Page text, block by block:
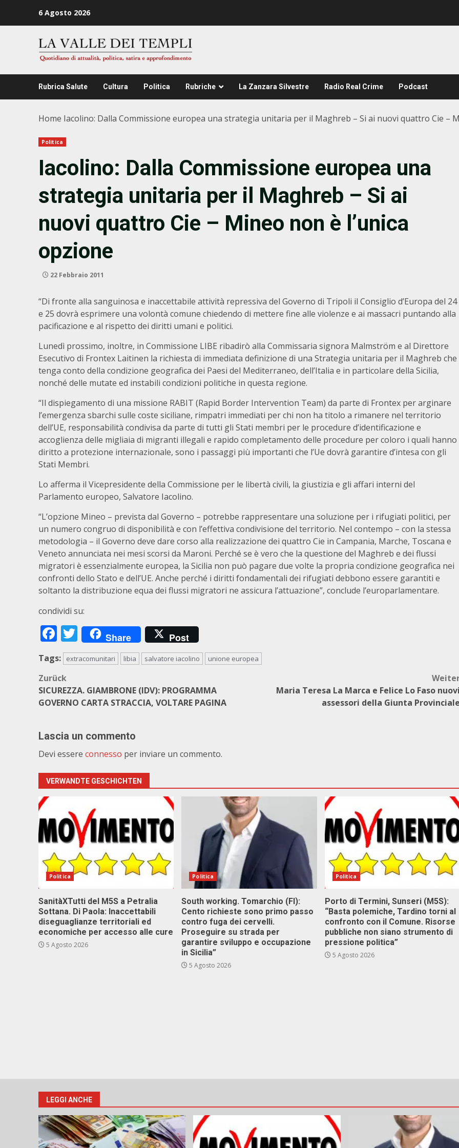
6 Agosto 2026
Rubrica Salute Cultura Politica Rubriche La Zanzara Silvestre Radio Real Crime Podcast
Home Iacolino: Dalla Commissione europea una strategia unitaria per il Maghreb – Si ai nuovi quattro Cie –
Politica
Iacolino: Dalla Commissione europea una
strategia unitaria per il Maghreb – Si ai
nuovi quattro Cie – Mineo non è l’unica
opzione
22 Febbraio 2011
“Di fronte alla sanguinosa e inaccettabile attività repressiva del Governo di Tripoli il Consiglio d’Europa del 24
e 25 dovrà esprimere una volontà comune chiedendo di mettere fine alle violenze e ai massacri puntando alla
pacificazione e al rispetto dei diritti umani e politici.
Lunedì prossimo, inoltre, in Commissione LIBE ribadirò alla Commissaria signora Malmström e al Direttore
Esecutivo di Frontex Laitinen la richiesta di immediata definizione di una Strategia unitaria per il Maghreb che
tenga conto della condizione geografica dei Paesi del Mediterraneo, dell’Italia e in particolare della Sicilia,
nonché delle mutate ed instabili condizioni politiche in questa regione.
“Il dispiegamento di una missione RABIT (Rapid Border Intervention Team) da parte di Frontex per arginare
l’emergenza sbarchi sulle coste siciliane, rimpatri immediati per chi non ha titolo a rimanere nel territorio
dell’UE, responsabilità condivisa da parte di tutti gli Stati membri per le procedure d’identificazione e
accoglienza delle migliaia di migranti illegali e rapido completamento delle procedure per coloro i quali hanno
diritto a protezione internazionale, sono i passaggi più importanti che l’Ue dovrà garantire d’intesa con gli
Stati Membri.
Lo afferma il Vicepresidente della Commissione per le libertà civili, la giustizia e gli affari interni del
Parlamento europeo, Salvatore Iacolino.
“L’opzione Mineo – prevista dal Governo – potrebbe rappresentare una soluzione per i rifugiati politici, per
un numero congruo di disponibilità e con l’effettiva condivisione del territorio. Nel contempo – con la stessa
metodologia – il Governo deve dare corso alla realizzazione dei quattro Cie in Campania, Marche, Toscana e
Veneto annunciata nei mesi scorsi da Maroni. Perché se è vero che la questione del Maghreb e dei flussi
migratori è essenzialmente europea, la Sicilia non può pagare due volte la propria condizione geografica nei
confronti dello Stato e dell’UE. Anche perché i diritti fondamentali dei rifugiati debbono essere garantiti e
soltanto la distribuzione equa dei flussi migratori ne assicura l’attuazione”, conclude l’europarlamentare.
condividi su:
Facebook
Twitter
Share Post
Tags: extracomunitari libia salvatore iacolino unione europea
Beitragsnavigation
Zurück
SICUREZZA. GIAMBRONE (IDV): PROGRAMMA
GOVERNO CARTA STRACCIA, VOLTARE PAGINA
Maria Teresa La Marca e Felice Lo Faso
assessori della Giunta
Lascia un commento
Devi essere connesso per inviare un commento.
VERWANDTE GESCHICHTEN
Politica
SanitàXTutti del M5S a Petralia
Sottana. Di Paola: Inaccettabili
diseguaglianze territoriali ed
economiche per accesso alle cure
5 Agosto 2026
Politica
South working. Tomarchio (FI):
Cento richieste sono primo passo
contro fuga dei cervelli.
Proseguire su strada per
garantire sviluppo e occupazione
in Sicilia”
5 Agosto 2026
Politica
Porto di Termini, Sunseri (M5S):
“Basta polemiche, Tardino torni al
confronto con il Comune. Risorse
pubbliche non siano strumento di
pressione politica”
5 Agosto 2026
LEGGI ANCHE